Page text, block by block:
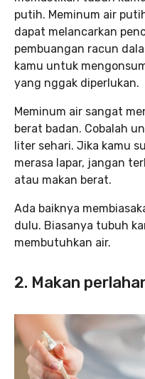
putih. Meminum air
dapat melancarkan
pembuangan racun
kamu untuk
yang nggak diperlukan.
Meminum air sangat
berat badan. Cobalah
liter sehari. Jika kamu
merasa lapar, jangan
atau makan berat.
Ada baiknya
dulu. Biasanya tubuh
membutuhkan air.
2. Makan